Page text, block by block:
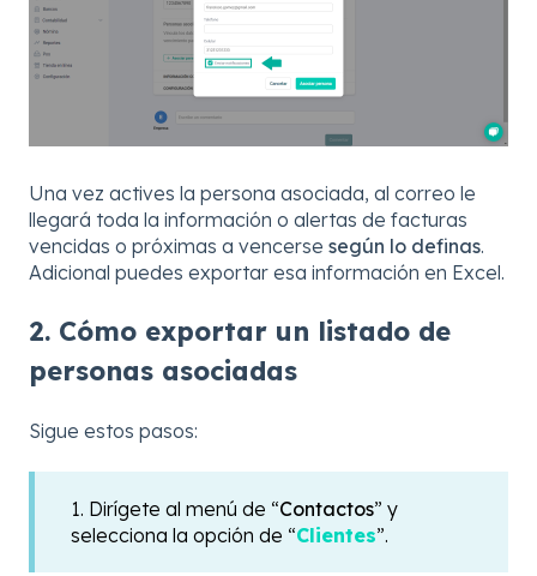
Una vez actives la persona asociada, al correo le
llegará toda la información o alertas de facturas
vencidas o próximas a vencerse según lo definas.
Adicional puedes exportar esa información en Excel.
2. Cómo exportar un listado de
personas asociadas
Sigue estos pasos:
1. Dirígete al menú de “Contactos” y
selecciona la opción de “Clientes”.